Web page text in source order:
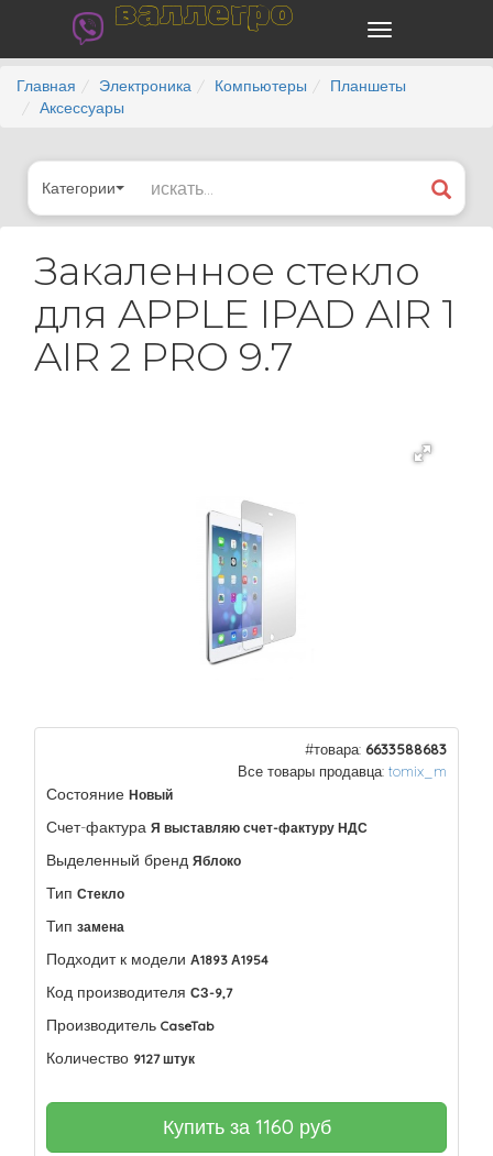
валлегро
Главная Электроника Компьютеры
Планшеты
Аксессуары
Категории
Закаленное стекло
для APPLE IPAD AIR 1
AIR 2 PRO 9.7
#товара: 6633588683
Все товары продавца: tomix_m
Состояние Новый
Счет-фактура Я выставляю счет-фактуру НДС
Выделенный бренд Яблоко
Тип Стекло
Тип замена
Подходит к модели А1893 А1954
Код производителя СЗ-9,7
Производитель CaseTab
Количество 9127 штук
Купить за 1160 руб